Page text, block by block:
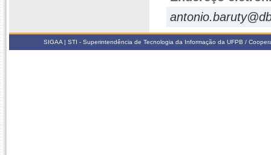
SIGAA | STI - Superintendência de Tecnologia da Informação da UFPB /